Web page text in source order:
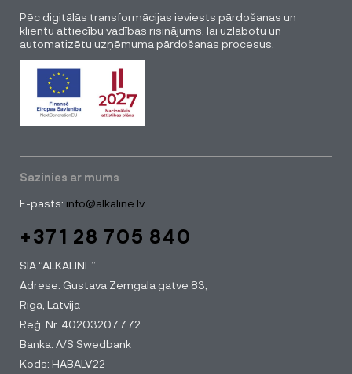
Pēc digitālās transformācijas ieviests pārdošanas un
klientu attiecību vadības risinājums, lai uzlabotu un
automatizētu uzņēmuma pārdošanas procesus.
Sazinies ar mums
E-pasts: info@alkaline.lv
+371 28 705 840
SIA “ALKALINE”
Adrese: Gustava Zemgala gatve 83,
Rīga, Latvija
Reģ. Nr. 40203207772
Banka: A/S Swedbank
Kods: HABALV22